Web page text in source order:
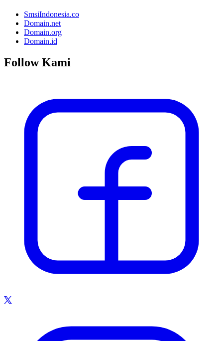
SmsiIndonesia.co
Domain.net
Domain.org
Domain.id
Follow Kami